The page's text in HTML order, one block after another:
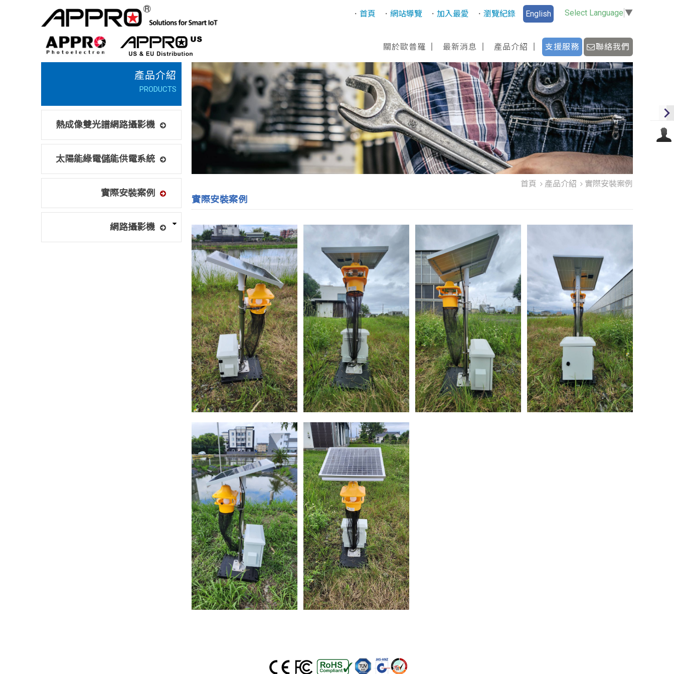
Select Language ▼
首頁 網站導覽 加入最愛 English
瀏覽紀錄
關於歐普羅 最新消息 產品介紹 支援服務 聯絡我們
熱成像雙光譜網路攝影機
太陽能綠電儲能供電系統
實際安裝案例
網路攝影機
首頁 產品介紹 實際安裝案例
實際安裝案例